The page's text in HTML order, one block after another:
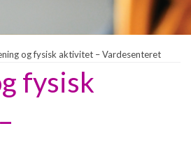
og fysisk aktivitet – Vardesenteret
fysisk